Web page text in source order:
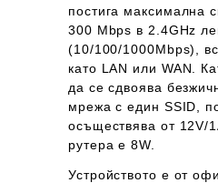
постига максимална
300 Mbps в 2.4GHz
(10/100/1000Mbps),
като LAN или WAN.
да се сдвоява
мрежа с един SSID,
осъществява от 12V/
рутера е 8W.
Устройството е от